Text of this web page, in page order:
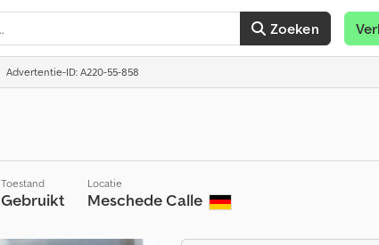
Zoeken
Advertentie-ID: A220-55-858
Toestand
Gebruikt
Locatie
Meschede Calle